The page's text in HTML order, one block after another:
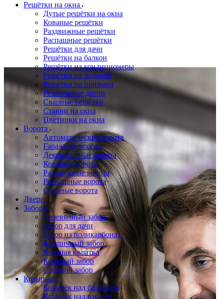
Решётки на окна
Дутые решётки на окна
Кованые решётки
Раздвижные решётки
Распашные решётки
Решётки для дачи
Решётки на балкон
Решётки на кондиционеры
Решётки на лоджию
Решётки на приямки
Решетчатые двери
Сварные решётки
Ставни на окна
Цветники на окна
Ворота
Автоматические ворота
Гаражные ворота
Декоративные ворота
Кованые ворота
Раздвижные ворота
Распашные ворота
Сварные ворота
Двери
Заборы
Деревянный забор
Забор для дачи
Забор из поликарбоната
Кирпичный забор
Кованая калитка
Кованый забор
Сварной забор
Козырьки
Козырёк над балконом
Козырёк над входом